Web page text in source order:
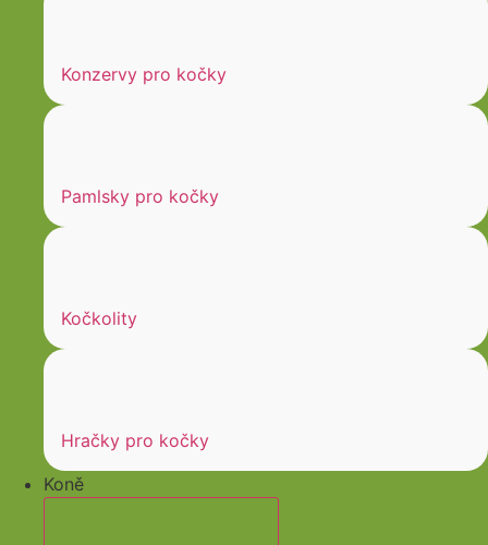
Konzervy pro kočky
Pamlsky pro kočky
Kočkolity
Hračky pro kočky
Koně